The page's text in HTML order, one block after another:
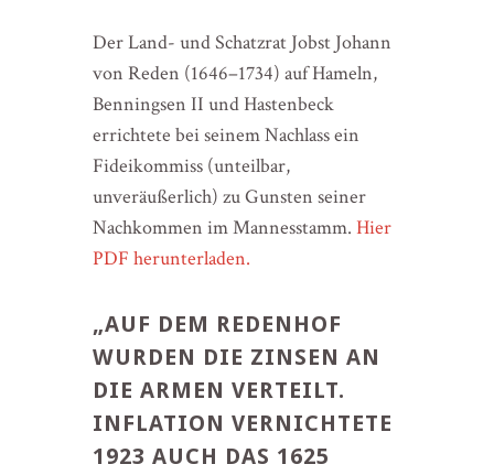
Der Land- und Schatzrat Jobst Johann
von Reden (1646–1734) auf Hameln,
Benningsen II und Hastenbeck
errichtete bei seinem Nachlass ein
Fideikommiss (unteilbar,
unveräußerlich) zu Gunsten seiner
Nachkommen im Mannesstamm. Hier
PDF herunterladen.
„AUF DEM REDENHOF
WURDEN DIE ZINSEN AN
DIE ARMEN VERTEILT.
INFLATION VERNICHTETE
1923 AUCH DAS 1625